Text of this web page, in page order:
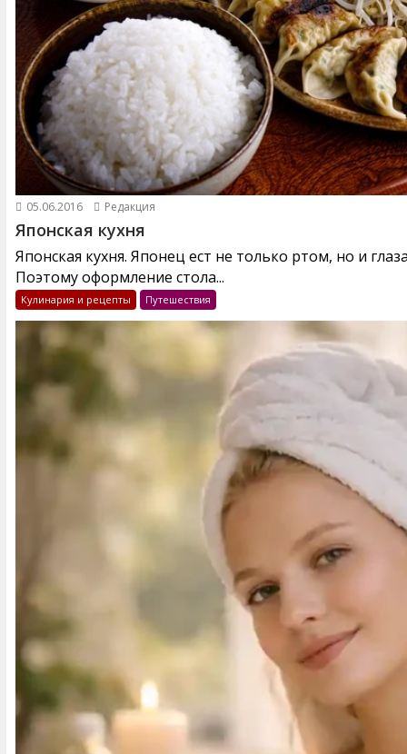
05.06.2016 Редакция
Японская кухня
Японская кухня. Японец ест не только ртом, но и
Поэтому оформление стола...
Кулинария и рецепты Путешествия